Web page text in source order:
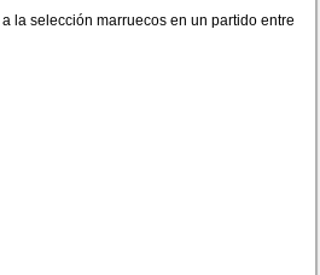
la selección marruecos en un partido entre